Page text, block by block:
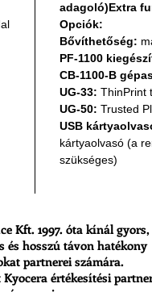
adagoló)Extra
Opciók:
Bővíthetőség:
PF-1100
CB-1100-B
UG-33: ThinPrint
UG-50: Trusted
USB
kártyaolvasó (a
szükséges)
Kft. 1997. óta kínál gyors,
és hosszú távon hatékony
partnerei számára.
Kyocera értékesítési